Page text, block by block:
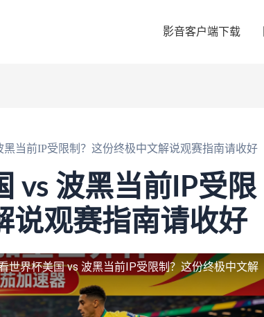
影音客户端下载
黑当前IP受限制？这份终极中文解说观赛指南请收好
vs 波黑当前IP受限
说观赛指南请收好
世界杯美国 vs 波黑当前IP受限制？这份终极中文解